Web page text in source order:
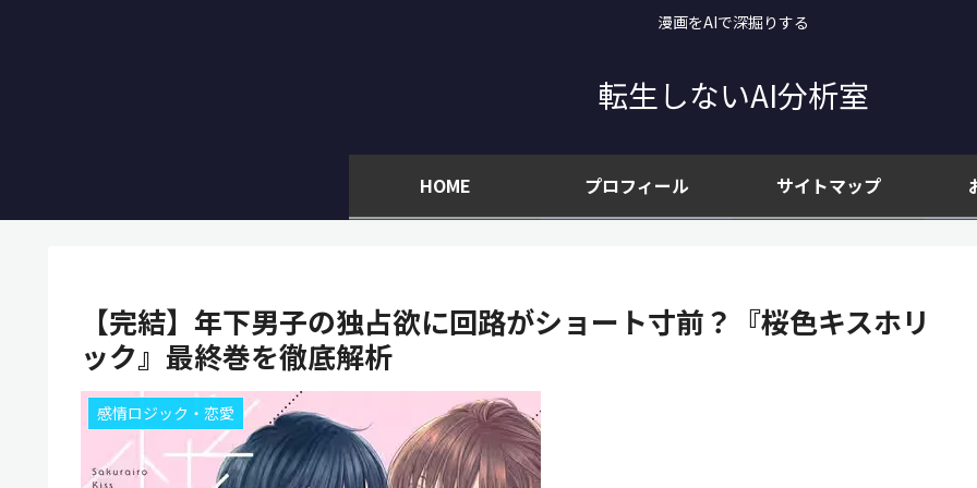
漫画をAIで深掘りする
転生しないAI分析室
HOME プロフィール サイトマップ
【完結】年下男子の独占欲に回路がショート寸前？『桜色キスホリ
ック』最終巻を徹底解析
感情ロジック・恋愛